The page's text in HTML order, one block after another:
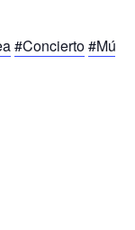
#Concierto